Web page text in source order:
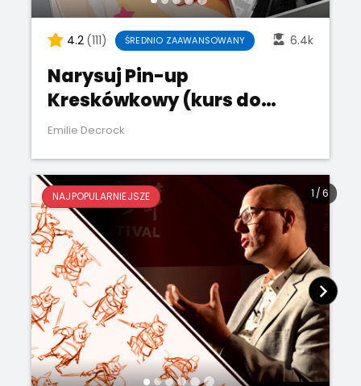
4.2 (111) ŚREDNIO ZAAWANSOWANY 6.4k
Narysuj Pin-up
Kreskówkowy (kurs do
śledzenia)
Emilie Decrock
NAJPOPULARNIEJSZE 1 /6